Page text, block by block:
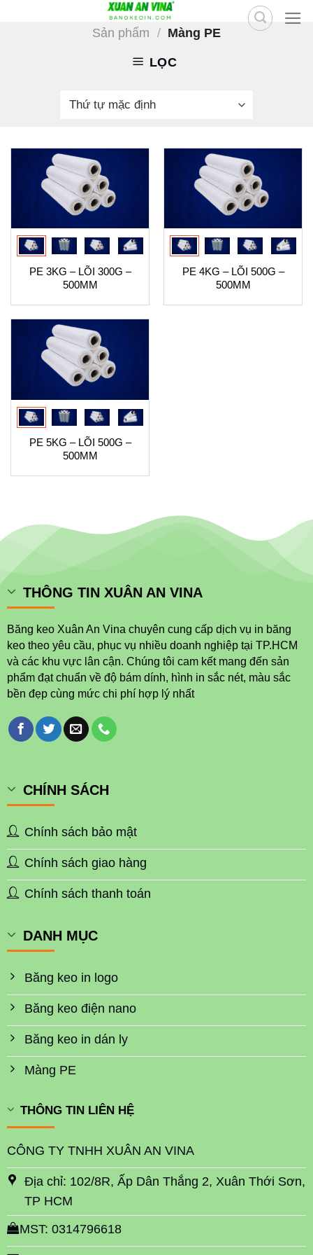
Sản phẩm / Màng PE
LỌC
PE 3KG – LÕI 300G –
500MM
PE 4KG – LÕI 500G –
500MM
PE 5KG – LÕI 500G –
500MM
THÔNG TIN XUÂN AN VINA
Băng keo Xuân An Vina chuyên cung cấp dịch vụ in băng
keo theo yêu cầu, phục vụ nhiều doanh nghiệp tại TP.HCM
và các khu vực lân cận. Chúng tôi cam kết mang đến sản
phẩm đạt chuẩn về độ bám dính, hình in sắc nét, màu sắc
bền đẹp cùng mức chi phí hợp lý nhất
CHÍNH SÁCH
Chính sách bảo mật
Chính sách giao hàng
Chính sách thanh toán
DANH MỤC
Băng keo in logo
Băng keo điện nano
Băng keo in dán ly
Màng PE
THÔNG TIN LIÊN HỆ
CÔNG TY TNHH XUÂN AN VINA
Địa chỉ: 102/8R, Ấp Dân Thắng 2, Xuân Thới Sơn,
TP HCM
MST: 0314796618